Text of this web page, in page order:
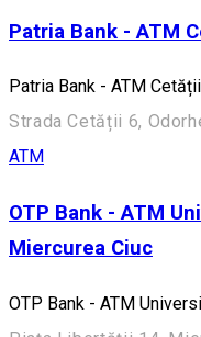
Patria Bank - ATM
Patria Bank - ATM
Strada Cetății 6,
ATM
OTP Bank - ATM
Miercurea Ciuc
OTP Bank - ATM